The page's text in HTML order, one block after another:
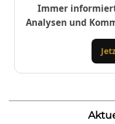
Immer
Analysen und